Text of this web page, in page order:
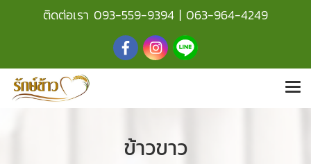
ติดต่อเรา 093-559-9394 | 063-964-4249
ข้าวขาว